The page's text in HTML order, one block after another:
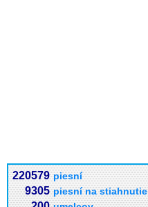
220579 piesní
9305 piesní na stiahnutie